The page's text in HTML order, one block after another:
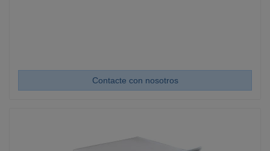
Contacte con nosotros